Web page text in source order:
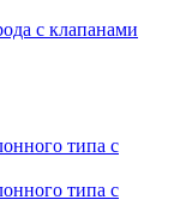
с клапанами
типа с
типа с